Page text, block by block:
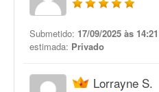
Submetido: 17/09/2025 às 14:21
estimada: Privado
Lorrayne S.